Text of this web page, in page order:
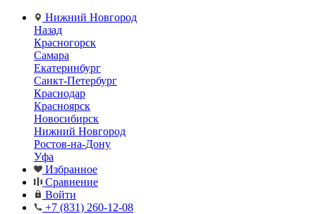
Нижний Новгород
Назад
Красногорск
Самара
Екатеринбург
Санкт-Петербург
Краснодар
Красноярск
Новосибирск
Нижний Новгород
Ростов-на-Дону
Уфа
Избранное
Сравнение
Войти
+7 (831) 260-12-08